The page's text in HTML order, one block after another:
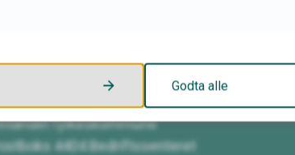
fylkeskommune
4404 Bedriftssenteret
Godta alle